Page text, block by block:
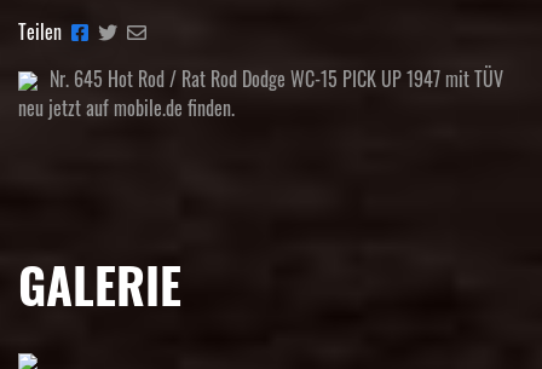
Teilen
Nr. 645 Hot Rod / Rat Rod Dodge WC-15 PICK UP 1947 mit TÜV
neu jetzt auf mobile.de finden.
GALERIE